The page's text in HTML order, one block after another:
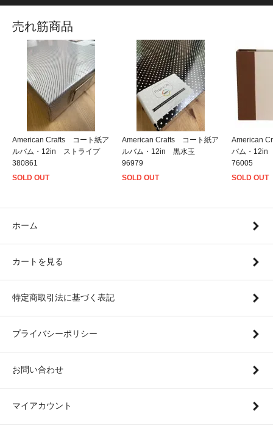
売れ筋商品
American Crafts コート紙ア
ルバム・12in ストライプ
380861
SOLD OUT
American Crafts コート紙ア
ルバム・12in 黒水玉
96979
SOLD OUT
American
バム・
76005
SOLD OUT
ホーム
カートを見る
特定商取引法に基づく表記
プライバシーポリシー
お問い合わせ
マイアカウント